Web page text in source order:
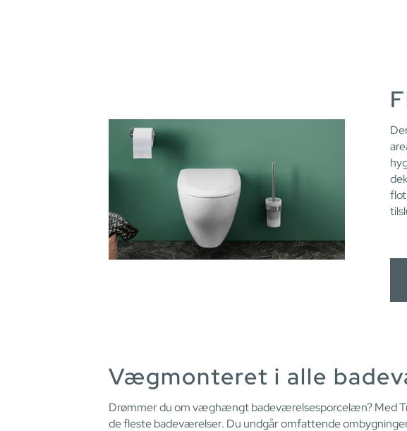
Vægmonteret i alle
Drømmer du om væghængt badeværelsesporcelæn? Med
de fleste badeværelser. Du undgår omfattende